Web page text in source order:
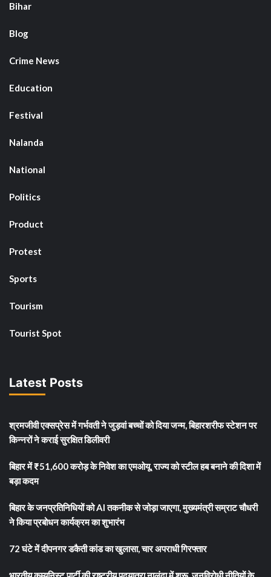
Bihar
Blog
Crime News
Education
Festival
Nalanda
National
Politics
Product
Protest
Sports
Tourism
Tourist Spot
Latest Posts
श्रमजीवी एक्सप्रेस में गर्भवती ने जुड़वां बच्चों को दिया जन्म, बिहारशरीफ स्टेशन पर
किन्नरों ने कराई सुरक्षित डिलीवरी
बिहार में ₹51,600 करोड़ के निवेश का एमओयू, राज्य को स्टील हब बनाने की दिशा में
बड़ा कदम
बिहार के जनप्रतिनिधियों को AI तकनीक से जोड़ा जाएगा, मुख्यमंत्री सम्राट चौधरी
ने किया प्रबोधन कार्यक्रम का शुभारंभ
72 घंटे में दीपनगर डकैती कांड का खुलासा, चार अपराधी गिरफ्तार